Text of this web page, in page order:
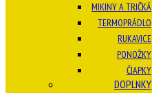
MIKINY A TRIČKÁ
TERMOPRÁDLO
RUKAVICE
PONOŽKY
ČIAPKY
DOPLNKY